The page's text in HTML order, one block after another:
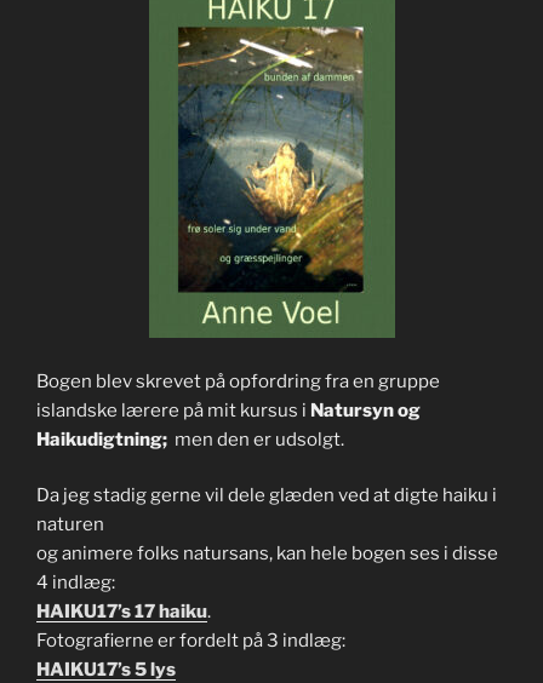
Bogen blev skrevet på opfordring fra en gruppe
islandske lærere på mit kursus i Natursyn og
Haikudigtning; men den er udsolgt.
Da jeg stadig gerne vil dele glæden ved at digte haiku i
naturen
og animere folks natursans, kan hele bogen ses i disse
4 indlæg:
HAIKU17’s 17 haiku.
Fotografierne er fordelt på 3 indlæg:
HAIKU17’s 5 lys